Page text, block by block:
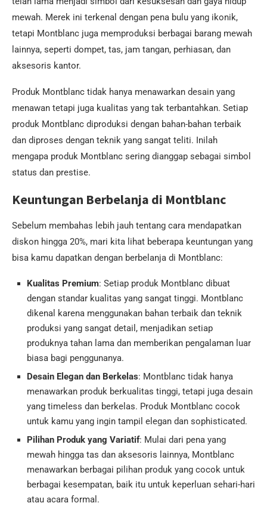
mewah. Merek ini terkenal dengan pena bulu yang ikonik,
tetapi Montblanc juga memproduksi berbagai barang mewah
lainnya, seperti dompet, tas, jam tangan, perhiasan, dan
aksesoris kantor.
Produk Montblanc tidak hanya menawarkan desain yang
menawan tetapi juga kualitas yang tak terbantahkan. Setiap
produk Montblanc diproduksi dengan bahan-bahan terbaik
dan diproses dengan teknik yang sangat teliti. Inilah
mengapa produk Montblanc sering dianggap sebagai simbol
status dan prestise.
Keuntungan Berbelanja di Montblanc
Sebelum membahas lebih jauh tentang cara mendapatkan
diskon hingga 20%, mari kita lihat beberapa keuntungan yang
bisa kamu dapatkan dengan berbelanja di Montblanc:
Kualitas Premium: Setiap produk Montblanc dibuat
dengan standar kualitas yang sangat tinggi. Montblanc
dikenal karena menggunakan bahan terbaik dan teknik
produksi yang sangat detail, menjadikan setiap
produknya tahan lama dan memberikan pengalaman luar
biasa bagi penggunanya.
Desain Elegan dan Berkelas: Montblanc tidak hanya
menawarkan produk berkualitas tinggi, tetapi juga desain
yang timeless dan berkelas. Produk Montblanc cocok
untuk kamu yang ingin tampil elegan dan sophisticated.
Pilihan Produk yang Variatif: Mulai dari pena yang
mewah hingga tas dan aksesoris lainnya, Montblanc
menawarkan berbagai pilihan produk yang cocok untuk
berbagai kesempatan, baik itu untuk keperluan sehari-hari
atau acara formal.